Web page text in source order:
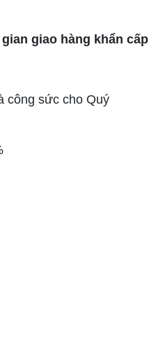
giao hàng khẩn cấp
công sức cho Quý